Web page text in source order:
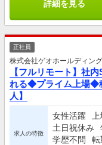
詳細を見る
正社員
株式会社ゲオホールディン
【フルリモート】社
れる◆プライム上場◆
人】
求人の特徴
女性活躍
土日祝休み
学歴不問
転